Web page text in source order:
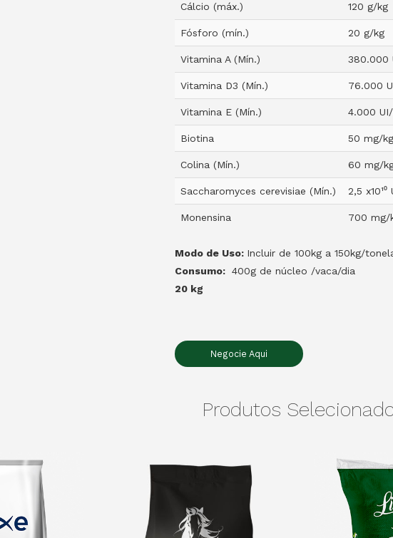
Cálcio (máx.) 120 g/kg
Fósforo (mín.) 20 g/kg
Vitamina A (Mín.) 380.000
Vitamina D3 (Mín.) 76.000
Vitamina E (Mín.) 4.000
Biotina 50 mg/kg
Colina (Mín.) 60 mg/
Saccharomyces cerevisiae (Mín.) 2,5 x10¹⁰
Monensina 700 mg/
Modo de Uso: Incluir de 100kg a 150kg/
Consumo: 400g de núcleo /vaca/dia
20 kg
Negocie Aqui
Produtos